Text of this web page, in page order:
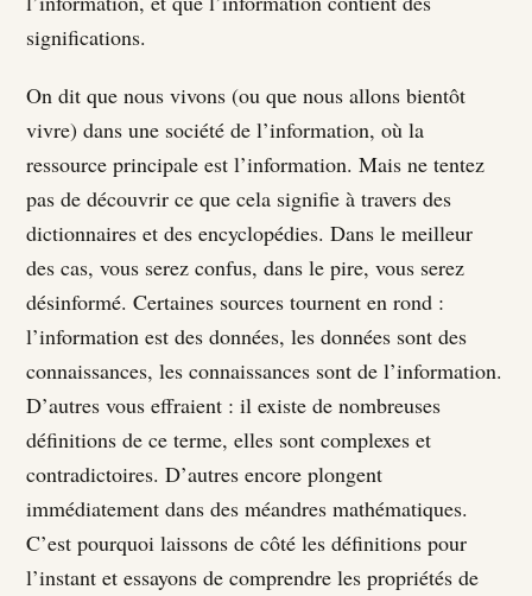
significations.
On dit que nous vivons (ou que nous allons bientôt
vivre) dans une société de l’information, où la
ressource principale est l’information. Mais ne tentez
pas de découvrir ce que cela signifie à travers des
dictionnaires et des encyclopédies. Dans le meilleur
des cas, vous serez confus, dans le pire, vous serez
désinformé. Certaines sources tournent en rond :
l’information est des données, les données sont des
connaissances, les connaissances sont de l’information.
D’autres vous effraient : il existe de nombreuses
définitions de ce terme, elles sont complexes et
contradictoires. D’autres encore plongent
immédiatement dans des méandres mathématiques.
C’est pourquoi laissons de côté les définitions pour
l’instant et essayons de comprendre les propriétés de